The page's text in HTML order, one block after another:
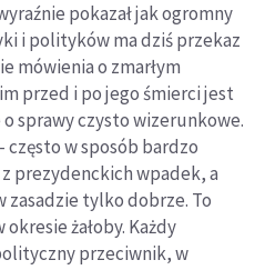
pokazał jak ogromny
i polityków ma dziś przekaz
mówienia o zmarłym
przed i po jego śmierci jest
sprawy czysto wizerunkowe.
często w sposób bardzo
prezydenckich wpadek, a
zasadzie tylko dobrze. To
żałoby. Każdy
przeciwnik, w